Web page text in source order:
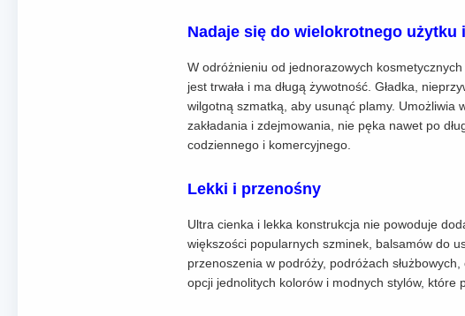
Nadaje się do wielokrotnego użytku
W odróżnieniu od jednorazowych
jest trwała i ma długą żywotność. Gładka,
wilgotną szmatką, aby usunąć plamy. Umożliwia
zakładania i zdejmowania, nie pęka nawet po
codziennego i komercyjnego.
Lekki i przenośny
Ultra cienka i lekka konstrukcja nie powoduje
większości popularnych szminek, balsamów do
przenoszenia w podróży, podróżach
opcji jednolitych kolorów i modnych stylów, które